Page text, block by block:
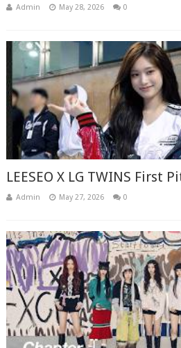
Admin May 28, 2026 0
LEESEO X LG TWINS First
Admin May 27, 2026 0